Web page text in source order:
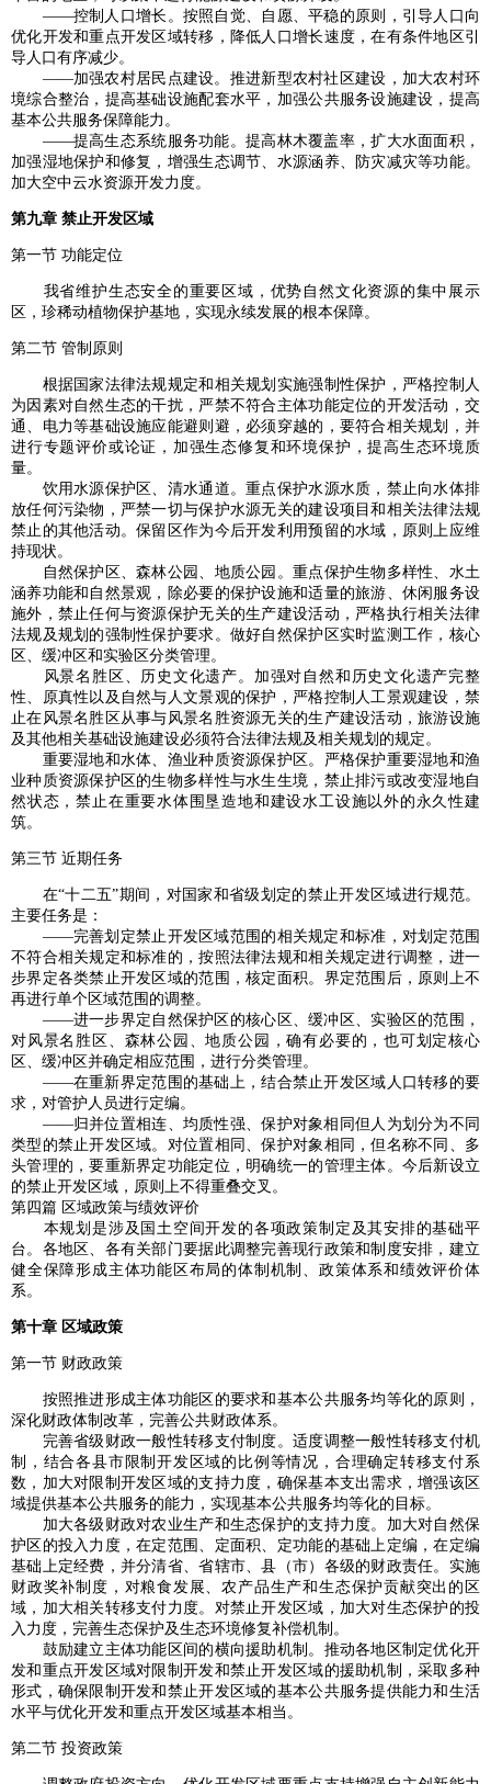
——控制人口增长。按照自觉、自愿、平稳的原则，引导人口向
优化开发和重点开发区域转移，降低人口增长速度，在有条件地区引
导人口有序减少。
——加强农村居民点建设。推进新型农村社区建设，加大农村环
境综合整治，提高基础设施配套水平，加强公共服务设施建设，提高
基本公共服务保障能力。
——提高生态系统服务功能。提高林木覆盖率，扩大水面面积，
加强湿地保护和修复，增强生态调节、水源涵养、防灾减灾等功能。
加大空中云水资源开发力度。
第九章 禁止开发区域
第一节 功能定位
我省维护生态安全的重要区域，优势自然文化资源的集中展示
区，珍稀动植物保护基地，实现永续发展的根本保障。
第二节 管制原则
根据国家法律法规规定和相关规划实施强制性保护，严格控制人
为因素对自然生态的干扰，严禁不符合主体功能定位的开发活动，交
通、电力等基础设施应能避则避，必须穿越的，要符合相关规划，并
进行专题评价或论证，加强生态修复和环境保护，提高生态环境质
量。
饮用水源保护区、清水通道。重点保护水源水质，禁止向水体排
放任何污染物，严禁一切与保护水源无关的建设项目和相关法律法规
禁止的其他活动。保留区作为今后开发利用预留的水域，原则上应维
持现状。
自然保护区、森林公园、地质公园。重点保护生物多样性、水土
涵养功能和自然景观，除必要的保护设施和适量的旅游、休闲服务设
施外，禁止任何与资源保护无关的生产建设活动，严格执行相关法律
法规及规划的强制性保护要求。做好自然保护区实时监测工作，核心
区、缓冲区和实验区分类管理。
风景名胜区、历史文化遗产。加强对自然和历史文化遗产完整
性、原真性以及自然与人文景观的保护，严格控制人工景观建设，禁
止在风景名胜区从事与风景名胜资源无关的生产建设活动，旅游设施
及其他相关基础设施建设必须符合法律法规及相关规划的规定。
重要湿地和水体、渔业种质资源保护区。严格保护重要湿地和渔
业种质资源保护区的生物多样性与水生生境，禁止排污或改变湿地自
然状态，禁止在重要水体围垦造地和建设水工设施以外的永久性建
筑。
第三节 近期任务
在“十二五”期间，对国家和省级划定的禁止开发区域进行规范。
主要任务是：
——完善划定禁止开发区域范围的相关规定和标准，对划定范围
不符合相关规定和标准的，按照法律法规和相关规定进行调整，进一
步界定各类禁止开发区域的范围，核定面积。界定范围后，原则上不
再进行单个区域范围的调整。
——进一步界定自然保护区的核心区、缓冲区、实验区的范围，
对风景名胜区、森林公园、地质公园，确有必要的，也可划定核心
区、缓冲区并确定相应范围，进行分类管理。
——在重新界定范围的基础上，结合禁止开发区域人口转移的要
求，对管护人员进行定编。
——归并位置相连、均质性强、保护对象相同但人为划分为不同
类型的禁止开发区域。对位置相同、保护对象相同，但名称不同、多
头管理的，要重新界定功能定位，明确统一的管理主体。今后新设立
的禁止开发区域，原则上不得重叠交叉。
第四篇 区域政策与绩效评价
本规划是涉及国土空间开发的各项政策制定及其安排的基础平
台。各地区、各有关部门要据此调整完善现行政策和制度安排，建立
健全保障形成主体功能区布局的体制机制、政策体系和绩效评价体
系。
第十章 区域政策
第一节 财政政策
按照推进形成主体功能区的要求和基本公共服务均等化的原则，
深化财政体制改革，完善公共财政体系。
完善省级财政一般性转移支付制度。适度调整一般性转移支付机
制，结合各县市限制开发区域的比例等情况，合理确定转移支付系
数，加大对限制开发区域的支持力度，确保基本支出需求，增强该区
域提供基本公共服务的能力，实现基本公共服务均等化的目标。
加大各级财政对农业生产和生态保护的支持力度。加大对自然保
护区的投入力度，在定范围、定面积、定功能的基础上定编，在定编
基础上定经费，并分清省、省辖市、县（市）各级的财政责任。实施
财政奖补制度，对粮食发展、农产品生产和生态保护贡献突出的区
域，加大相关转移支付力度。对禁止开发区域，加大对生态保护的投
入力度，完善生态保护及生态环境修复补偿机制。
鼓励建立主体功能区间的横向援助机制。推动各地区制定优化开
发和重点开发区域对限制开发和禁止开发区域的援助机制，采取多种
形式，确保限制开发和禁止开发区域的基本公共服务提供能力和生活
水平与优化开发和重点开发区域基本相当。
第二节 投资政策